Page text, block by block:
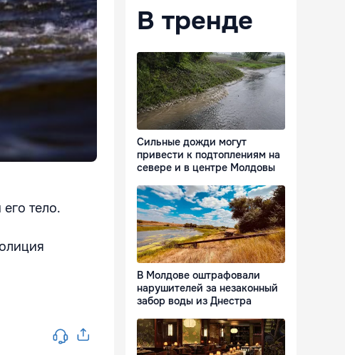
тело.
В тренде
Сильные дожди могут
привести к подтоплениям на
севере и в центре Молдовы
В Молдове оштрафовали
нарушителей за незаконный
забор воды из Днестра